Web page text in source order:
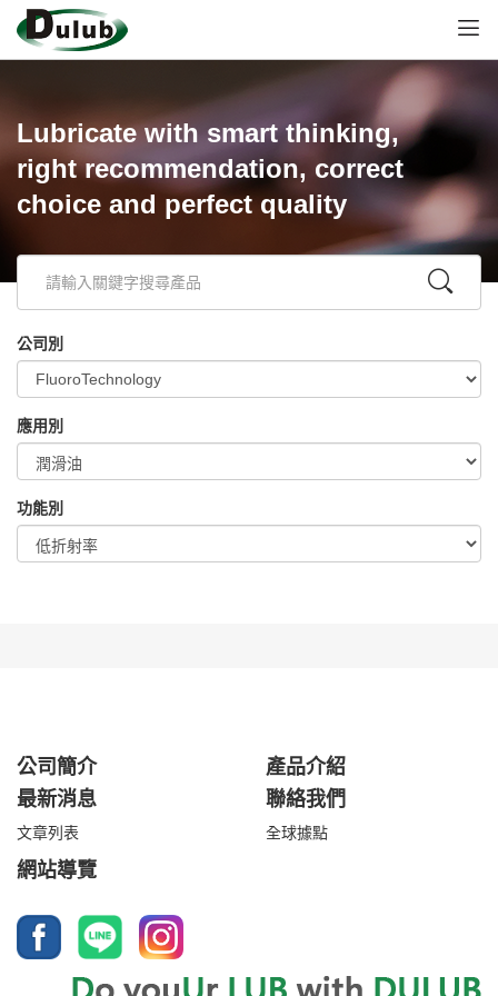
Lubricate with smart thinking,
right recommendation, correct
choice and perfect quality
公司別
應用別
功能別
公司簡介
產品介紹
最新消息
文章列表
聯絡我們
全球據點
網站導覽